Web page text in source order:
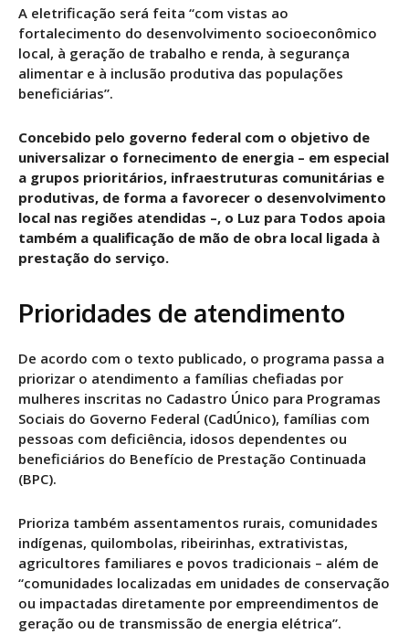
A eletrificação será feita “com vistas ao
fortalecimento do desenvolvimento socioeconômico
local, à geração de trabalho e renda, à segurança
alimentar e à inclusão produtiva das populações
beneficiárias”.
Concebido pelo governo federal com o objetivo de
universalizar o fornecimento de energia – em especial
a grupos prioritários, infraestruturas comunitárias e
produtivas, de forma a favorecer o desenvolvimento
local nas regiões atendidas –, o Luz para Todos apoia
também a qualificação de mão de obra local ligada à
prestação do serviço.
Prioridades de atendimento
De acordo com o texto publicado, o programa passa a
priorizar o atendimento a famílias chefiadas por
mulheres inscritas no Cadastro Único para Programas
Sociais do Governo Federal (CadÚnico), famílias com
pessoas com deficiência, idosos dependentes ou
beneficiários do Benefício de Prestação Continuada
(BPC).
Prioriza também assentamentos rurais, comunidades
indígenas, quilombolas, ribeirinhas, extrativistas,
agricultores familiares e povos tradicionais – além de
“comunidades localizadas em unidades de conservação
ou impactadas diretamente por empreendimentos de
geração ou de transmissão de energia elétrica”.